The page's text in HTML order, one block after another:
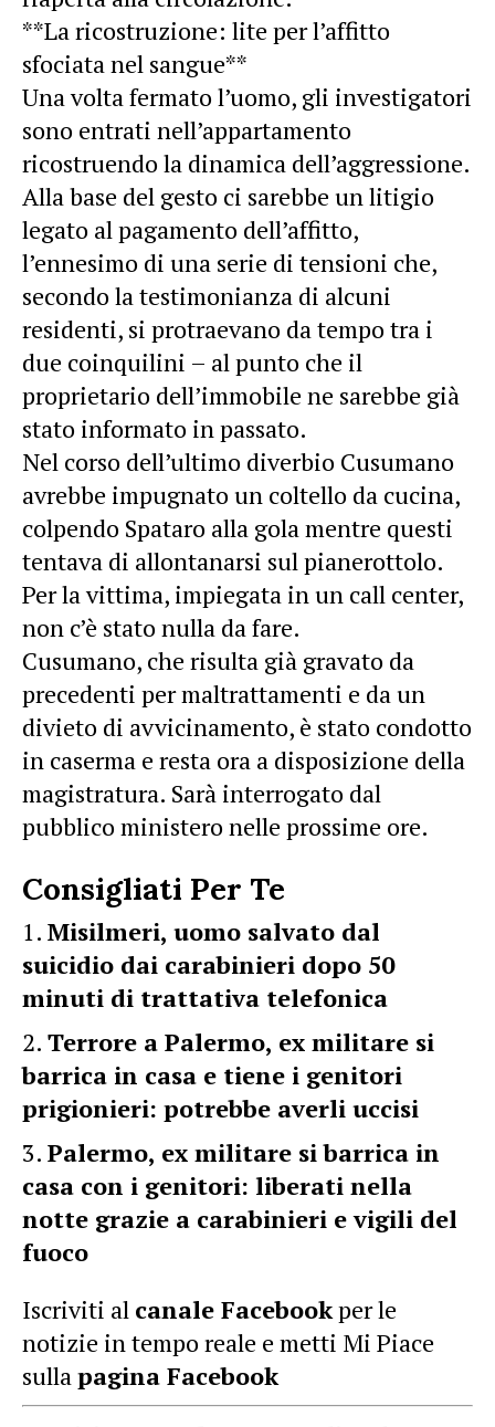
**La ricostruzione: lite per l’affitto
sfociata nel sangue**
Una volta fermato l’uomo, gli investigatori
sono entrati nell’appartamento
ricostruendo la dinamica dell’aggressione.
Alla base del gesto ci sarebbe un litigio
legato al pagamento dell’affitto,
l’ennesimo di una serie di tensioni che,
secondo la testimonianza di alcuni
residenti, si protraevano da tempo tra i
due coinquilini – al punto che il
proprietario dell’immobile ne sarebbe già
stato informato in passato.
Nel corso dell’ultimo diverbio Cusumano
avrebbe impugnato un coltello da cucina,
colpendo Spataro alla gola mentre questi
tentava di allontanarsi sul pianerottolo.
Per la vittima, impiegata in un call center,
non c’è stato nulla da fare.
Cusumano, che risulta già gravato da
precedenti per maltrattamenti e da un
divieto di avvicinamento, è stato condotto
in caserma e resta ora a disposizione della
magistratura. Sarà interrogato dal
pubblico ministero nelle prossime ore.
Consigliati Per Te
Misilmeri, uomo salvato dal
suicidio dai carabinieri dopo 50
minuti di trattativa telefonica
Terrore a Palermo, ex militare si
barrica in casa e tiene i genitori
prigionieri: potrebbe averli uccisi
Palermo, ex militare si barrica in
casa con i genitori: liberati nella
notte grazie a carabinieri e vigili del
fuoco
Iscriviti al canale Facebookper le
notizie in tempo reale e metti Mi Piace
sullapagina Facebook